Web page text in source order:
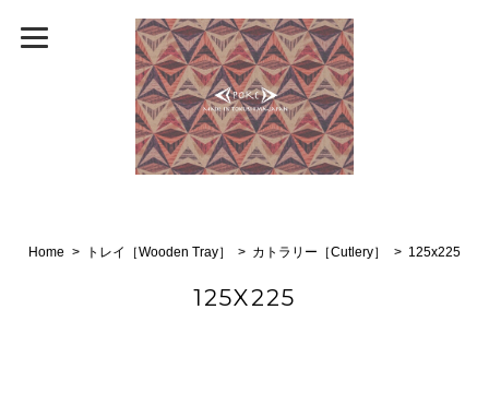
Home トレイ［Wooden Tray］ カトラリー［Cutlery］ 125x225
125X225